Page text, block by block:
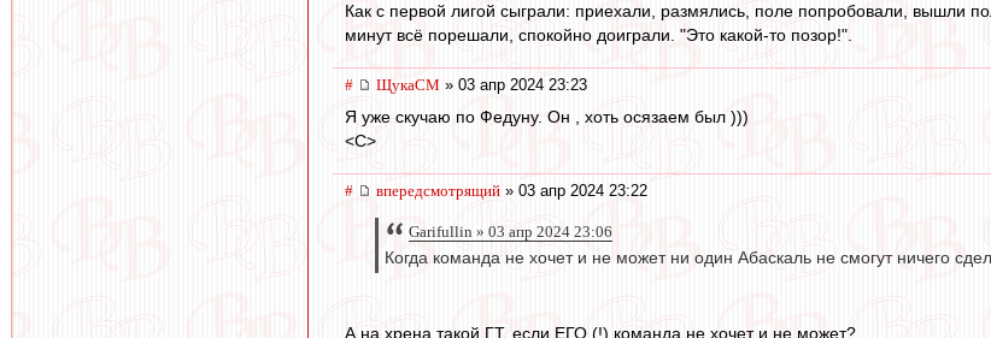
Как с первой лигой сыграли: приехали, размялись, поле попробовали, вышли
минут всё порешали, спокойно доиграли. "Это какой-то позор!".
# ЩукаСМ » 03 апр 2024 23:23
Я уже скучаю по Федуну. Он , хоть осязаем был )))
<C>
# впередсмотрящий » 03 апр 2024 23:22
Garifullin » 03 апр 2024 23:06
Когда команда не хочет и не может ни один Абаскаль не смогут ничего
А на хрена такой ГТ, если ЕГО (!) команда не хочет и не может?